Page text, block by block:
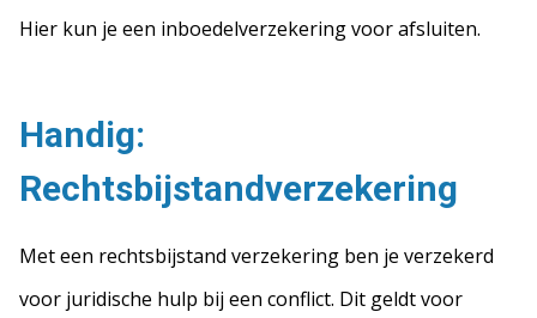
Hier kun je een inboedelverzekering voor afsluiten.
Handig:
Rechtsbijstandverzekering
Met een rechtsbijstand verzekering ben je verzekerd
voor juridische hulp bij een conflict. Dit geldt voor